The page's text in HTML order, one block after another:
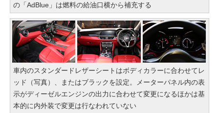
の「AdBlue」は燃料の給油口横から補充する
車内のスタンダードレザーシートはボディカラーに合わせてレ
ッド（写真）、またはブラックを設定。メーターパネル内の表
示がディーゼルエンジンの出力に合わせて変更になるほかは基
本的に内外装で変更は行なわれていない